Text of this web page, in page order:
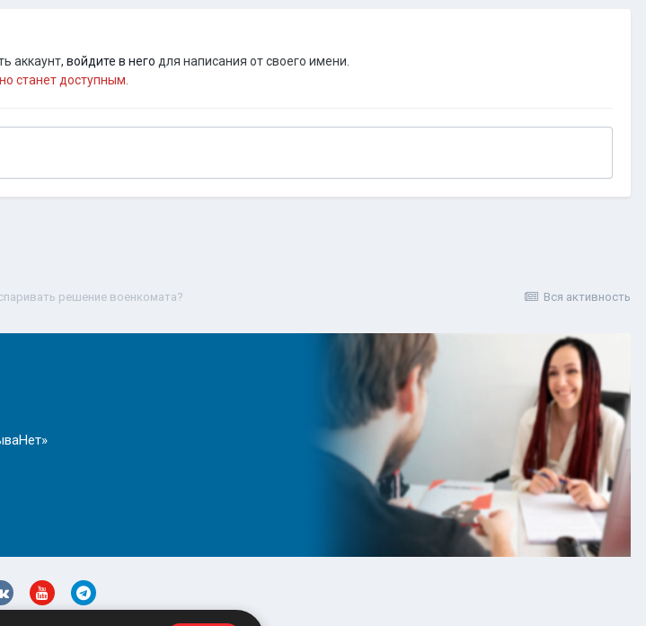
аккаунт, войдите в него для написания от своего имени.
станет доступным.
Вся активность
решение военкомата?